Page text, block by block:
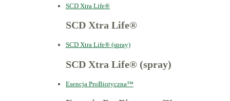
SCD Xtra Life®
SCD Xtra Life®
SCD Xtra Life® (spray)
SCD Xtra Life® (spray)
Esencja ProBiotyczna™